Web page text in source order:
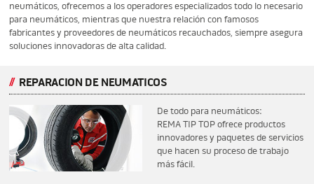
neumáticos, ofrecemos a los operadores especializados todo lo necesario
para neumáticos, mientras que nuestra relación con famosos
fabricantes y proveedores de neumáticos recauchados, siempre asegura
soluciones innovadoras de alta calidad.
REPARACION DE NEUMATICOS
De todo para neumáticos:
REMA TIP TOP ofrece productos
innovadores y paquetes de servicios
que hacen su proceso de trabajo
más fácil.